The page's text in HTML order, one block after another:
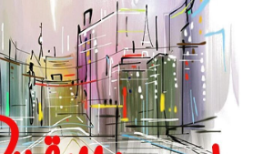
Обучение Проекты